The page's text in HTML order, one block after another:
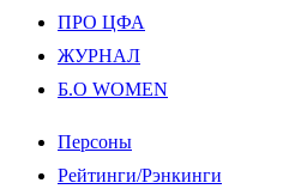
ПРО ЦФА
ЖУРНАЛ
Б.О WOMEN
Персоны
Рейтинги/Рэнкинги